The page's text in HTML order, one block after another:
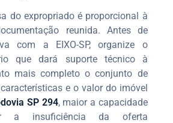
do expropriado é proporcional à
reunida. Antes de
com a EIXO-SP, organize o
que dará suporte técnico à
mais completo o conjunto de
e o valor do imóvel
SP 294, maior a capacidade
a insuficiência da oferta